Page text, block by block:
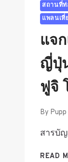
สถานที่ท่
แพลนเ
แจ
ญี่ปุ่
ฟูจิ
By Pupp
สารบั
READ